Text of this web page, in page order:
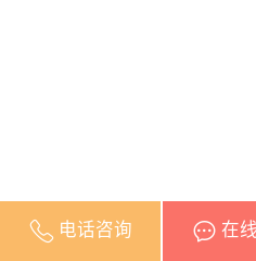
电话咨询 在